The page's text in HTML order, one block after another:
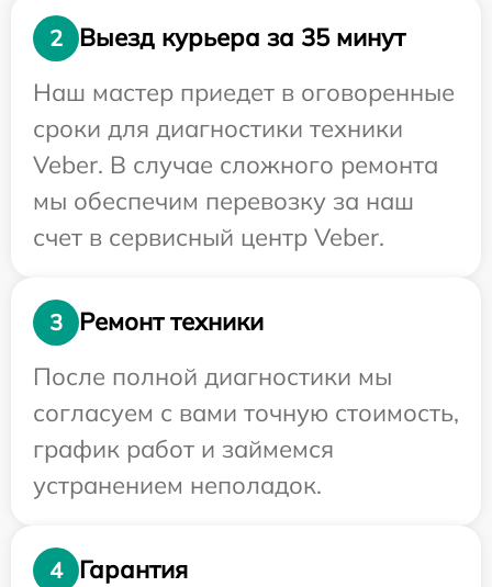
2
Выезд курьера за 35 минут
Наш мастер приедет в оговоренные
сроки для диагностики техники
Veber. В случае сложного ремонта
мы обеспечим перевозку за наш
счет в сервисный центр Veber.
3
Ремонт техники
После полной диагностики мы
согласуем с вами точную стоимость,
график работ и займемся
устранением неполадок.
4
Гарантия